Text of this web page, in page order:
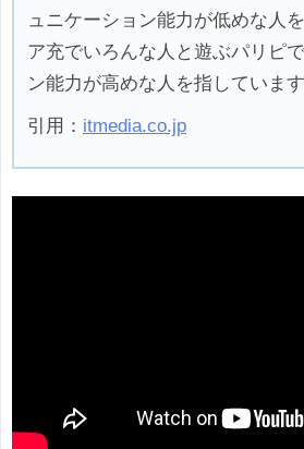
ュニケーション能力が低めな人
ア充でいろんな人と遊ぶパリピ
ン能力が高めな人を指しています
引用： itmedia.co.jp